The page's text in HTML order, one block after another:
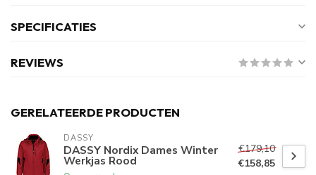
SPECIFICATIES
REVIEWS
GERELATEERDE PRODUCTEN
DASSY
DASSY Nordix Dames Winter
Werkjas Rood
€179,10
€158,85